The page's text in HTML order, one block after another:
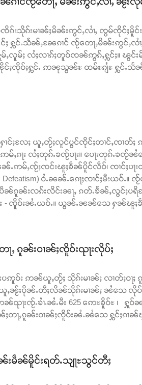
ၵ်းသိုၵ်းမၢၼ်ႈမိၼ်းဢွင်ႇလၢႆႇ ၸွမ်ၸိုင်ႈမိူင်
ႁွင်ႉသႅၼ်ႇၼႄၵၢင် ၸႂ်တေႃႇမိၼ်းဢွင်ႇလၢႆ
ႇလူမ်ႈ လႆႈလၢၵ်ႈတူဝ်ၸၼ်ဢွၵ်ႇႁွင်ႈ။ ၽွင်း
ၸိုဝ်ႈႁွင်ႉ ဢၼုသွၼ်ႊ ထမ်ႊၵျႆႊ ႁွင်ႉသႅၼ်ႇ
ၢင်ႈလႄႈ ယူႇတႂ်ႈလူင်ပွင်ၸိုင်ႈတၢင်ႇၸၢတ်
ႃး လႆႈတုၵ်ႉၶၸႂ်ပႃး။ ပေႃးတုၵ်ႉၶၸႂ်ၼႆၵ
ၼ်ႉဢမ်ႇၸႂ်ႈၸင်းၽူႈၶဵၼ်ပိူင်လဵဝ်၊ ၸၢင်ႈပႃ
ဝႆႉၼၼ်ႉၵေႃႈၸၢင်ႈမီးယဝ်ႉ။
းလၵ်းလိင်းၼႃႇ ၵတ်ႉၶႅၼ်ႇလွင်ႈပရိယႄႇ
ၸိူဝ်းၼႆႉယဝ်ႉ။ ယွၼ်ႉၼၼ်သေ ႁၼ်ၽူႈ
ၵူၼ်းဝၢၼ်ႈၸိူဝ်းၺႃးလိုပ်ႈ
ဢူဝ်း ဢၼ်ယူႇတႂ်ႈ သိုၵ်းမၢၼ်ႈ လၢတ်ႈဝႃႈ
ႇၼႂ်းပိုၼ်ႉတီႈလိၼ်သိုၵ်းမၢၼ်ႈ ၼႆသေ လိုပ်ႈႁႂ်
ႃးၸႂ်ႉၶၢႆႉၼႆႉမီး 625 ဢေႊၶိူဝ်ႊ ၊ ႁူဝ်
ႈတႃႇၵူၼ်းဝၢၼ်ႈၸိူဝ်းၼႆႉၼႆသေ ႁွင်ႈၵၢၼ်
းမဵၼ်မိူင်းရတ်ႉသျႃႊသွင်တီႈ